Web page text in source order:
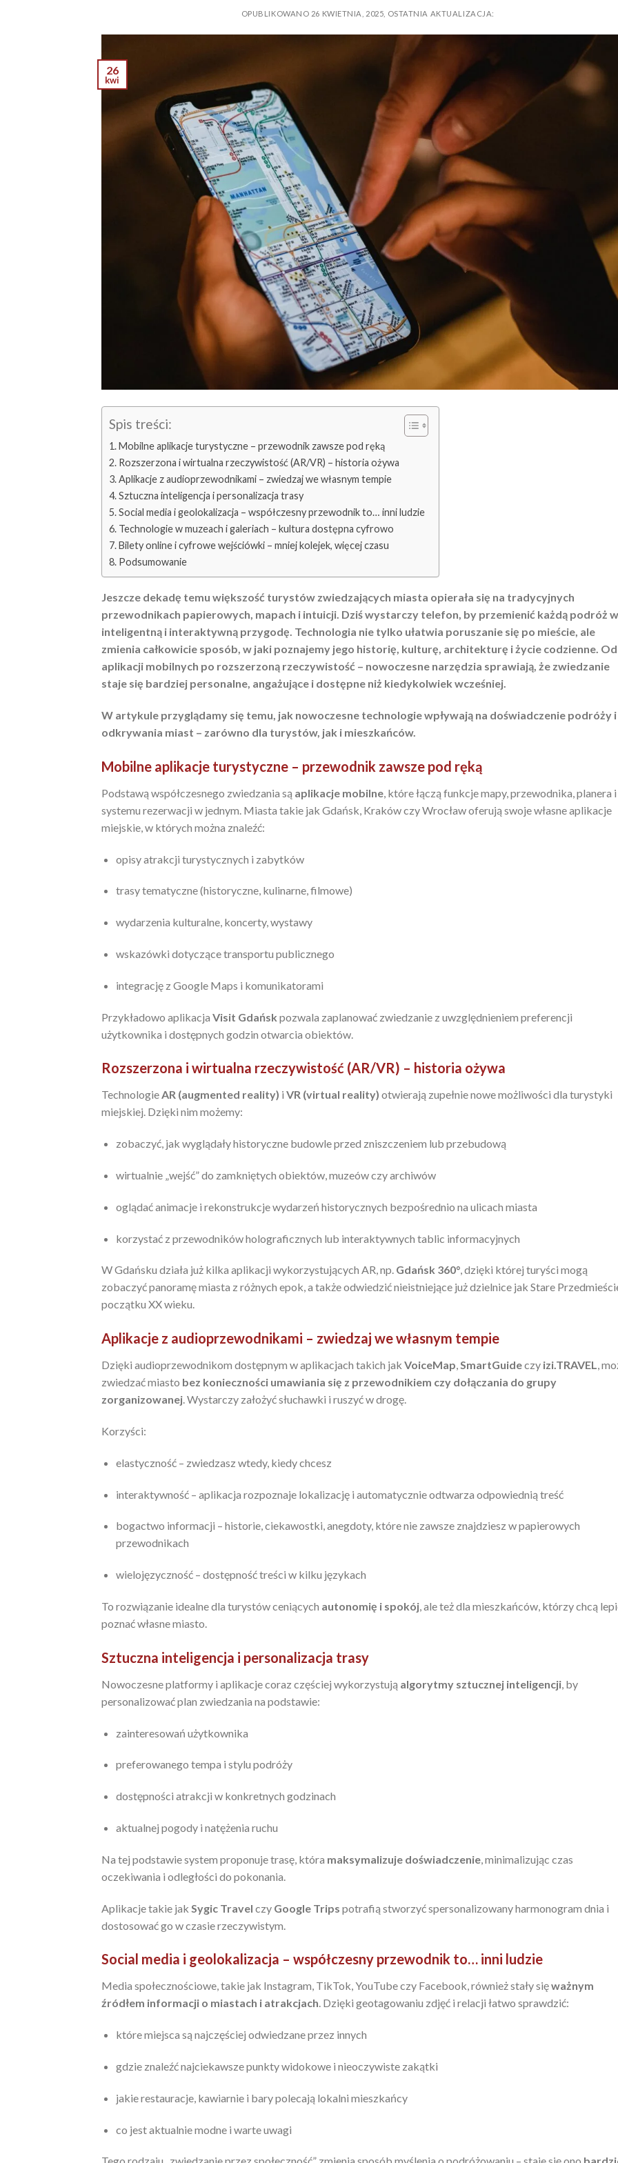
OPUBLIKOWANO 26 KWIETNIA, 2025 OSTATNIA AKTUALIZACJA:
26
kwi
Spis treści:
Mobilne aplikacje turystyczne – przewodnik zawsze pod ręką
Rozszerzona i wirtualna rzeczywistość (AR/VR) – historia ożywa
Aplikacje z audioprzewodnikami – zwiedzaj we własnym tempie
Sztuczna inteligencja i personalizacja trasy
Social media i geolokalizacja – współczesny przewodnik to… inni ludzie
Technologie w muzeach i galeriach – kultura dostępna cyfrowo
Bilety online i cyfrowe wejściówki – mniej kolejek, więcej czasu
Podsumowanie
Jeszcze dekadę temu większość turystów zwiedzających miasta opierała się na tradycyjnych
przewodnikach papierowych, mapach i intuicji. Dziś wystarczy telefon, by przemienić każdą podróż w
inteligentną i interaktywną przygodę. Technologia nie tylko ułatwia poruszanie się po mieście, ale
zmienia całkowicie sposób, w jaki poznajemy jego historię, kulturę, architekturę i życie codzienne. Od
aplikacji mobilnych po rozszerzoną rzeczywistość – nowoczesne narzędzia sprawiają, że zwiedzanie
staje się bardziej personalne, angażujące i dostępne niż kiedykolwiek wcześniej.
W artykule przyglądamy się temu, jak nowoczesne technologie wpływają na doświadczenie podróży i
odkrywania miast – zarówno dla turystów, jak i mieszkańców.
Mobilne aplikacje turystyczne – przewodnik zawsze pod ręką
Podstawą współczesnego zwiedzania są aplikacje mobilne, które łączą funkcje mapy, przewodnika, planera i
systemu rezerwacji w jednym. Miasta takie jak Gdańsk, Kraków czy Wrocław oferują swoje własne aplikacje
miejskie, w których można znaleźć:
opisy atrakcji turystycznych i zabytków
trasy tematyczne (historyczne, kulinarne, filmowe)
wydarzenia kulturalne, koncerty, wystawy
wskazówki dotyczące transportu publicznego
integrację z Google Maps i komunikatorami
Przykładowo aplikacja Visit Gdańsk pozwala zaplanować zwiedzanie z uwzględnieniem preferencji
użytkownika i dostępnych godzin otwarcia obiektów.
Rozszerzona i wirtualna rzeczywistość (AR/VR) – historia ożywa
TechnologieAR (augmented reality) i VR (virtual reality) otwierają zupełnie nowe możliwości dla turystyki
miejskiej. Dzięki nim możemy:
zobaczyć, jak wyglądały historyczne budowle przed zniszczeniem lub przebudową
wirtualnie „wejść” do zamkniętych obiektów, muzeów czy archiwów
oglądać animacje i rekonstrukcje wydarzeń historycznych bezpośrednio na ulicach miasta
korzystać z przewodników holograficznych lub interaktywnych tablic informacyjnych
W Gdańsku działa już kilka aplikacji wykorzystujących AR, np. Gdańsk 360°, dzięki której turyści mogą
zobaczyć panoramę miasta z różnych epok, a także odwiedzić nieistniejące już dzielnice jak Stare
początku XX wieku.
Aplikacje z audioprzewodnikami – zwiedzaj we własnym tempie
Dzięki audioprzewodnikom dostępnym w aplikacjach takich jak VoiceMap,SmartGuideczy izi.TRAVEL,
zwiedzać miasto bez konieczności umawiania się z przewodnikiem czy dołączania do grupy
zorganizowanej. Wystarczy założyć słuchawki i ruszyć w drogę.
Korzyści:
elastyczność – zwiedzasz wtedy, kiedy chcesz
interaktywność – aplikacja rozpoznaje lokalizację i automatycznie odtwarza odpowiednią treść
bogactwo informacji – historie, ciekawostki, anegdoty, które nie zawsze znajdziesz w papierowych
przewodnikach
wielojęzyczność – dostępność treści w kilku językach
To rozwiązanie idealne dla turystów ceniących autonomię i spokój, ale też dla mieszkańców, którzy chcą
poznać własne miasto.
Sztuczna inteligencja i personalizacja trasy
Nowoczesne platformy i aplikacje coraz częściej wykorzystują algorytmy sztucznej inteligencji , by
personalizować plan zwiedzania na podstawie:
zainteresowań użytkownika
preferowanego tempa i stylu podróży
dostępności atrakcji w konkretnych godzinach
aktualnej pogody i natężenia ruchu
Na tej podstawie system proponuje trasę, która maksymalizuje doświadczenie , minimalizując czas
oczekiwania i odległości do pokonania.
Aplikacje takie jak Sygic Travel czy Google Trips potrafią stworzyć spersonalizowany harmonogram dnia i
dostosować go w czasie rzeczywistym.
Social media i geolokalizacja – współczesny przewodnik to… inni ludzie
Media społecznościowe, takie jak Instagram, TikTok, YouTube czy Facebook, również stały sięważnym
źródłem informacji o miastach i atrakcjach. Dzięki geotagowaniu zdjęć i relacji łatwo sprawdzić:
które miejsca są najczęściej odwiedzane przez innych
gdzie znaleźć najciekawsze punkty widokowe i nieoczywiste zakątki
jakie restauracje, kawiarnie i bary polecają lokalni mieszkańcy
co jest aktualnie modne i warte uwagi